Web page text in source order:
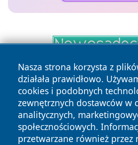
Nasza strona korzysta z
działała prawidłowo.
cookies i podobnych
zewnętrznych dostawców w
analitycznych,
społecznościowych.
przetwarzane również przez
Copyright © 2026 portalzory.pl